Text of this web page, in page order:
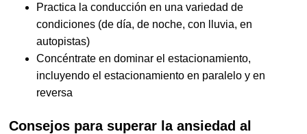
Practica la conducción en una variedad de
condiciones (de día, de noche, con lluvia, en
autopistas)
Concéntrate en dominar el estacionamiento,
incluyendo el estacionamiento en paralelo y en
reversa
Consejos para superar la ansiedad al